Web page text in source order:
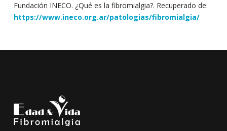
Fundación INECO. ¿Qué es la fibromialgia?. Recuperado de:
https://www.ineco.org.ar/patologias/fibromialgia/